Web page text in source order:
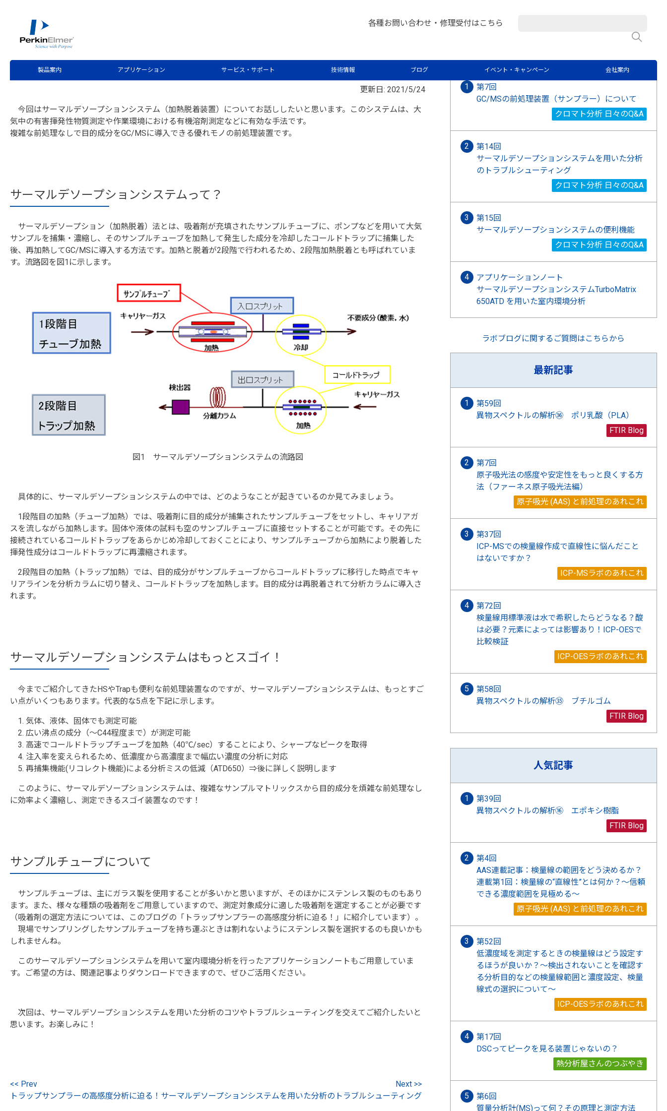
各種お問い合わせ・修理受付はこちら
会社案内
製品案内 アプリケーション サービス・サポート 技術情報 ブログ イベント・キャンペーン
第13回 サーマルデソープションシステムについて
更新日: 2021/5/24
今回はサーマルデソープションシステム（加熱脱着装置）についてお話ししたいと思います。このシステムは、大
気中の有害揮発性物質測定や作業環境における有機溶剤測定などに有効な手法です。
複雑な前処理なしで目的成分をGC/MSに導入できる優れモノの前処理装置です。
サーマルデソープションシステムって？
サーマルデソープション（加熱脱着）法とは、吸着剤が充填されたサンプルチューブに、ポンプなどを用いて大気
サンプルを捕集・濃縮し、そのサンプルチューブを加熱して発生した成分を冷却したコールドトラップに捕集した
後、再加熱してGC/MSに導入する方法です。加熱と脱着が2段階で行われるため、2段階加熱脱着とも呼ばれていま
す。流路図を図1に示します。
図1 サーマルデソープションシステムの流路図
具体的に、サーマルデソープションシステムの中では、どのようなことが起きているのか見てみましょう。
1段階目の加熱（チューブ加熱）では、吸着剤に目的成分が捕集されたサンプルチューブをセットし、キャリアガ
スを流しながら加熱します。固体や液体の試料も空のサンプルチューブに直接セットすることが可能です。その先に
接続されているコールドトラップをあらかじめ冷却しておくことにより、サンプルチューブから加熱により脱着した
揮発性成分はコールドトラップに再濃縮されます。
2段階目の加熱（トラップ加熱）では、目的成分がサンプルチューブからコールドトラップに移行した時点でキャ
リアラインを分析カラムに切り替え、コールドトラップを加熱します。目的成分は再脱着されて分析カラムに導入さ
れます。
サーマルデソープションシステムはもっとスゴイ！
今までご紹介してきたHSやTrapも便利な前処理装置なのですが、サーマルデソープションシステムは、もっとすご
い点がいくつもあります。代表的な5点を下記に示します。
気体、液体、固体でも測定可能
広い沸点の成分（～C44程度まで）が測定可能
高速でコールドトラップチューブを加熱（40℃/sec）することにより、シャープなピークを取得
注入率を変えられるため、低濃度から高濃度まで幅広い濃度の分析に対応
再捕集機能(リコレクト機能)による分析ミスの低減（ATD650）⇒後に詳しく説明します
このように、サーマルデソープションシステムは、複雑なサンプルマトリックスから目的成分を煩雑な前処理なし
に効率よく濃縮し、測定できるスゴイ装置なのです！
サンプルチューブについて
サンプルチューブは、主にガラス製を使用することが多いかと思いますが、そのほかにステンレス製のものもあり
ます。また、様々な種類の吸着剤をご用意していますので、測定対象成分に適した吸着剤を選定することが必要です
（吸着剤の選定方法については、このブログの「トラップサンプラーの高感度分析に迫る！」に紹介しています）。
現場でサンプリングしたサンプルチューブを持ち運ぶときは割れないようにステンレス製を選択するのも良いかも
しれませんね。
このサーマルデソープションシステムを用いて室内環境分析を行ったアプリケーションノートもご用意していま
す。ご希望の方は、関連記事よりダウンロードできますので、ぜひご活用ください。
次回は、サーマルデソープションシステムを用いた分析のコツやトラブルシューティングを交えてご紹介したいと
思います。お楽しみに！
<< Prev
トラップサンプラーの高感度分析に迫る！
Next >>
サーマルデソープションシステムを用いた分析のトラブルシューティング
第7回
GC/MSの前処理装置（サンプラー）について
クロマト分析 日々のQ&A
第14回
サーマルデソープションシステムを用いた分析
のトラブルシューティング
クロマト分析 日々のQ&A
第15回
サーマルデソープションシステムの便利機能
クロマト分析 日々のQ&A
アプリケーションノート
サーマルデソープションシステムTurboMatrix
650ATD を用いた室内環境分析
ラボブログに関するご質問はこちらから
最新記事
第59回
異物スペクトルの解析㊱ ポリ乳酸（PLA）
FTIR Blog
第7回
原子吸光法の感度や安定性をもっと良くする方
法（ファーネス原子吸光法編）
原子吸光 (AAS) と前処理のあれこれ
第37回
ICP-MSでの検量線作成で直線性に悩んだこと
はないですか？
ICP-MSラボのあれこれ
第72回
検量線用標準液は水で希釈したらどうなる？酸
は必要？元素によっては影響あり！ICP-OESで
比較検証
ICP-OESラボのあれこれ
第58回
異物スペクトルの解析㉟ ブチルゴム
FTIR Blog
人気記事
第39回
異物スペクトルの解析⑯ エポキシ樹脂
FTIR Blog
第4回
AAS連載記事：検量線の範囲をどう決めるか？
連載第1回：検量線の“直線性”とは何か？〜信頼
できる濃度範囲を見極める〜
原子吸光 (AAS) と前処理のあれこれ
第52回
低濃度域を測定するときの検量線はどう設定す
るほうが良いか？～検出されないことを確認す
る分析目的などの検量線範囲と濃度設定、検量
線式の選択について～
ICP-OESラボのあれこれ
第17回
DSCってピークを見る装置じゃないの？
熱分析屋さんのつぶやき
第6回
質量分析計(MS)って何？その原理と測定方法